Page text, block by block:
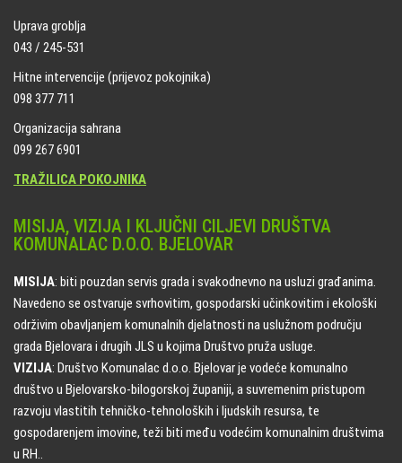
Uprava groblja
043 / 245-531
Hitne intervencije (prijevoz pokojnika)
098 377 711
Organizacija sahrana
099 267 6901
TRAŽILICA POKOJNIKA
MISIJA, VIZIJA I KLJUČNI CILJEVI DRUŠTVA
KOMUNALAC D.O.O. BJELOVAR
MISIJA: biti pouzdan servis grada i svakodnevno na usluzi građanima.
Navedeno se ostvaruje svrhovitim, gospodarski učinkovitim i ekološki
održivim obavljanjem komunalnih djelatnosti na uslužnom području
grada Bjelovara i drugih JLS u kojima Društvo pruža usluge.
VIZIJA: Društvo Komunalac d.o.o. Bjelovar je vodeće komunalno
društvo u Bjelovarsko-bilogorskoj županiji, a suvremenim pristupom
razvoju vlastitih tehničko-tehnoloških i ljudskih resursa, te
gospodarenjem imovine, teži biti među vodećim komunalnim društvima
u RH..